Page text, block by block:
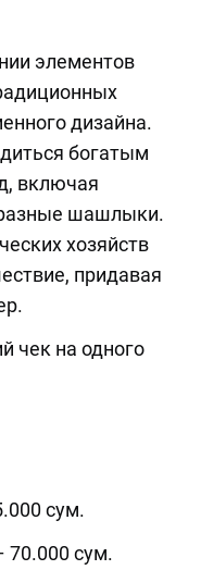
элементов
дизайна.
богатым
включая
шашлыки.
хозяйств
придавая
чек на одного
сум.
70.000 сум.